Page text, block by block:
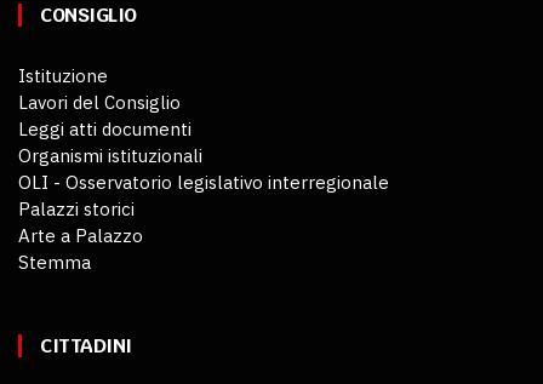
CONSIGLIO
Istituzione
Lavori del Consiglio
Leggi atti documenti
Organismi istituzionali
OLI - Osservatorio legislativo interregionale
Palazzi storici
Arte a Palazzo
Stemma
CITTADINI